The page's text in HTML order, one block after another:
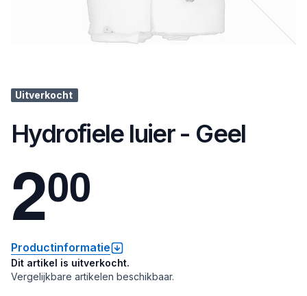
Uitverkocht
Hydrofiele luier - Geel
200
Productinformatie
Dit artikel is uitverkocht.
Vergelijkbare artikelen beschikbaar.